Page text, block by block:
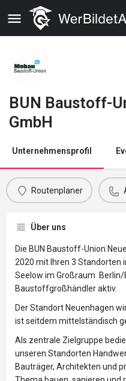
BUN Baustoff-
GmbH
Unternehmensprofil
Routenplaner
Über uns
Die BUN Baustoff-Union
2020 mit Ihren 3 Standorten
Seelow im Großraum Berlin/
Baustoffgroßhändler aktiv.
Der Standort Neuenhagen
ist seitdem mittelständisch
Als zentrale Zielgruppe
unseren Standorten
Bauträger, Architekten und